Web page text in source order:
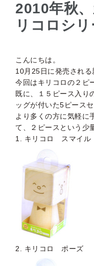
2010年秋
リコロシ
こんにちは。
10月25日に発売される
今回はキリコロの２ピ
既に、１５ピース入り
ッグが付いた5ピース
より多くの方に気軽に
て、２ピースという少
1. キリコロ スマイル
2. キリコロ ポーズ